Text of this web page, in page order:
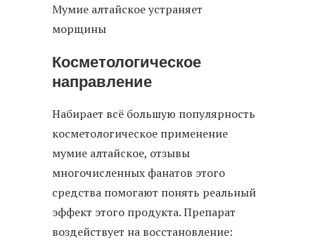
Мумие алтайское устраняет
морщины
Косметологическое
направление
Набирает всё большую популярность
косметологическое применение
мумие алтайское, отзывы
многочисленных фанатов этого
средства помогают понять реальный
эффект этого продукта. Препарат
воздействует на восстановление: